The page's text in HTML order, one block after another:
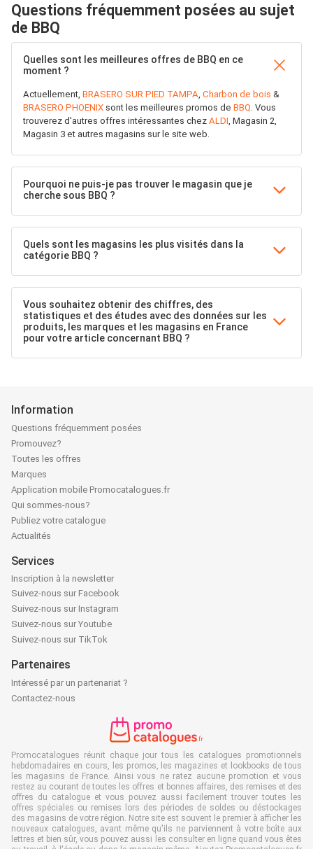
Questions fréquemment posées au sujet
de BBQ
Quelles sont les meilleures offres de BBQ en ce
moment ?
Actuellement, BRASERO SUR PIED TAMPA, Charbon de bois &
BRASERO PHOENIX sont les meilleures promos de BBQ. Vous
trouverez d'autres offres intéressantes chez ALDI, Magasin 2,
Magasin 3 et autres magasins sur le site web.
Pourquoi ne puis-je pas trouver le magasin que je
cherche sous BBQ ?
Quels sont les magasins les plus visités dans la
catégorie BBQ ?
Vous souhaitez obtenir des chiffres, des
statistiques et des études avec des données sur les
produits, les marques et les magasins en France
pour votre article concernant BBQ ?
Information
Questions fréquemment posées
Promouvez?
Toutes les offres
Marques
Application mobile Promocatalogues.fr
Qui sommes-nous?
Publiez votre catalogue
Actualités
Services
Inscription à la newsletter
Suivez-nous sur Facebook
Suivez-nous sur Instagram
Suivez-nous sur Youtube
Suivez-nous sur TikTok
Partenaires
Intéressé par un partenariat ?
Contactez-nous
Promocatalogues réunit chaque jour tous les catalogues promotionnels
hebdomadaires en cours, les promos, les magazines et lookbooks de tous
les magasins de France. Ainsi vous ne ratez aucune promotion et vous
restez au courant de toutes les offres et bonnes affaires, des remises et des
offres du catalogue et vous pouvez aussi facilement trouver toutes les
offres spéciales ou remises lors des périodes de soldes ou déstockages
des magasins de votre région. Notre site est souvent le premier à afficher les
nouveaux catalogues, avant même qu'ils ne parviennent à votre boîte aux
lettres et bien sûr, vous pouvez aussi les consulter en ligne quand vous êtes